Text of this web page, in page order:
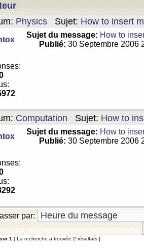
Physics Sujet: How to insert
Sujet du message: How to
Publié: 30 Septembre 2006
Computation Sujet: How to
Sujet du message: How to
Publié: 30 Septembre 2006
par:
sur 1 [ La recherche a trouvée 2 résultats ]